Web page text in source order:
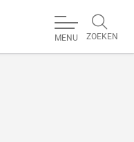
MENU ZOEKEN